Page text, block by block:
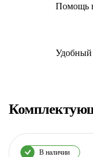
Помощь
Удобный
В наличии